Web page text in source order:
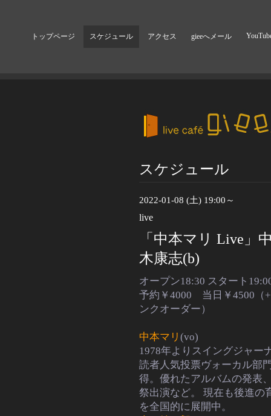
トップページ スケジュール アクセス gieeへメール
スケジュール
2022-01-08 (土) 19:00～
live
「中本マリ Live」
木康志(b)
オープン18:30 スタート
予約￥4000 当日￥4500（
ンクオーダー）
中本マリ (vo)
1978年よりスイングジャー
読者人気投票ヴォーカル部
得。優れたアルバムの発表
祭出演など。 現在も後進の
を全国的に展開中。